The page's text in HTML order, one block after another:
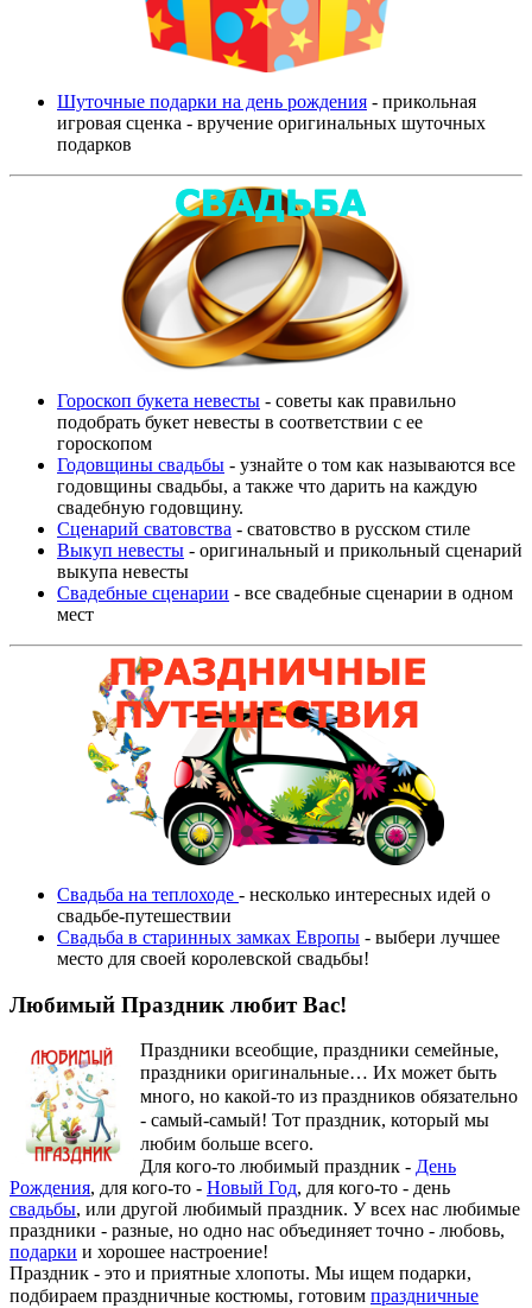
Шуточные подарки на день рождения - прикольная
игровая сценка - вручение оригинальных шуточных
подарков
Гороскоп букета невесты - советы как правильно
подобрать букет невесты в соответствии с ее
гороскопом
Годовщины свадьбы - узнайте о том как называются все
годовщины свадьбы, а также что дарить на каждую
свадебную годовщину.
Сценарий сватовства - сватовство в русском стиле
Выкуп невесты - оригинальный и прикольный сценарий
выкупа невесты
Свадебные сценарии - все свадебные сценарии в одном
мест
Свадьба на теплоходе - несколько интересных идей о
свадьбе-путешествии
Свадьба в старинных замках Европы - выбери лучшее
место для своей королевской свадьбы!
Любимый Праздник любит Вас!
Праздники всеобщие, праздники семейные,
праздники оригинальные… Их может быть
много, но какой-то из праздников обязательно
- самый-самый! Тот праздник, который мы
любим больше всего.
Для кого-то любимый праздник - День
Рождения, для кого-то - Новый Год, для кого-то - день
свадьбы, или другой любимый праздник. У всех нас любимые
праздники - разные, но одно нас объединяет точно - любовь,
подарки и хорошее настроение!
Праздник - это и приятные хлопоты. Мы ищем подарки,
подбираем праздничные костюмы, готовим праздничные